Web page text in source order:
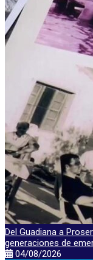
Del Guadiana a
generaciones de
04/08/2026